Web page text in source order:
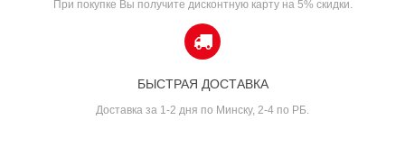
При покупке Вы получите дисконтную карту на 5% скидки.
БЫСТРАЯ ДОСТАВКА
Доставка за 1-2 дня по Минску, 2-4 по РБ.